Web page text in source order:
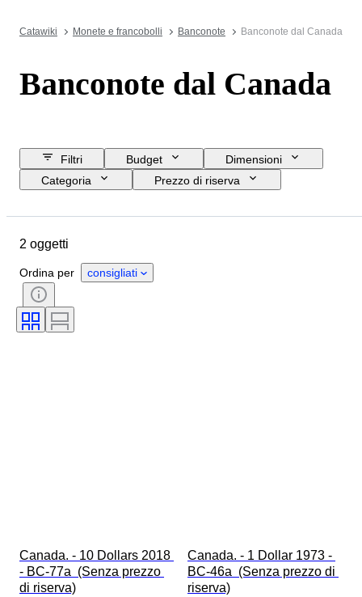
Catawiki Monete e francobolli Banconote Banconote dal Canada
Banconote dal Canada
Filtri Budget
Dimensioni
Categoria
Prezzo di riserva
Condizioni
Soggetto
Valuta
2 oggetti
Ordina per consigliati
Canada. - 10 Dollars 2018
- BC-77a  (Senza prezzo
di riserva)
Canada. - 1 Dollar 1973 -
BC-46a  (Senza prezzo di
riserva)